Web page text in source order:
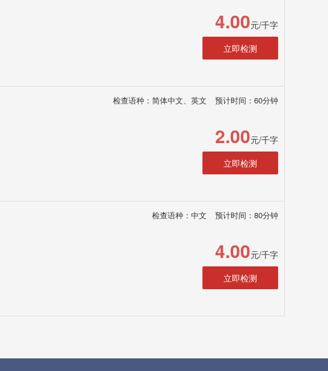
4.00元/千字
立即检测
检查语种：简体中文、英文 预计时间：60分钟
2.00元/千字
立即检测
检查语种：中文 预计时间：80分钟
4.00元/千字
立即检测